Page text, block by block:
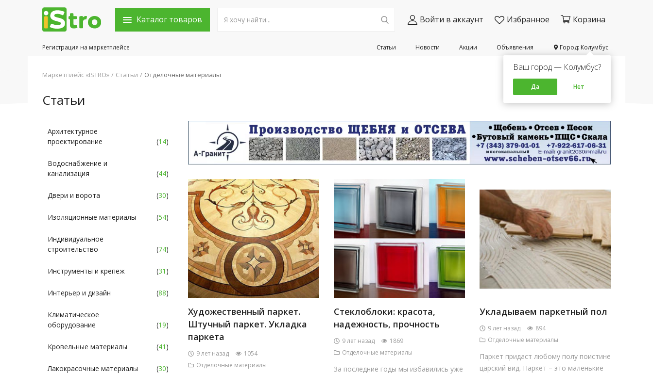
Каталог товаров Войти в аккаунт Избранное Корзина
Город: Колумбус
Ваш город — Колумбус?
Да Нет
Объявления
Акции
Новости
Статьи
Регистрация на маркетплейсе
Объявления
Город: Колумбус
Маркетплейс «ISTRO» Статьи Отделочные материалы
Статьи
Архитектурное
проектирование
(14)
Водоснабжение и
канализация
(44)
Двери и ворота (30)
Изоляционные материалы (54)
Индивидуальное
строительство
(74)
Инструменты и крепеж (31 )
Интерьер и дизайн (88)
Климатическое
оборудование
(19)
Кровельные материалы (41 )
Лакокрасочные материалы (30)
Художественный паркет.
Штучный паркет. Укладка
паркета
9 лет назад
1054
Отделочные материалы
Стеклоблоки: красота,
надежность, прочность
9 лет назад
1869
Отделочные материалы
За последние годы мы избавились уже
Укладываем паркетный пол
9 лет назад
894
Отделочные материалы
Паркет придаст любому полу поистине
царский вид. Пар­кет – это маленькие